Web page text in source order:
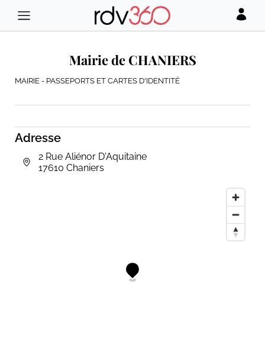
Adresse
2 Rue Aliénor D'Aquitaine
17610 Chaniers
Mairie de CHANIERS
MAIRIE - PASSEPORTS ET CARTES D'IDENTITÉ